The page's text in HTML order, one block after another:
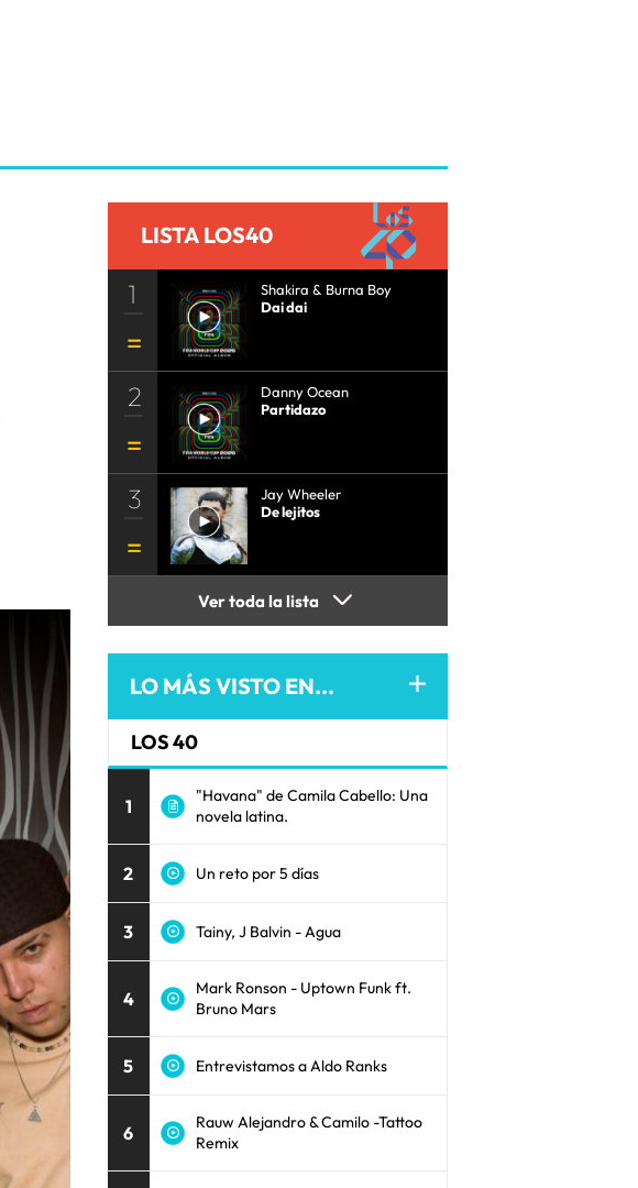
LISTA LOS40
1
Shakira & Burna Boy
Dai dai
2
Danny Ocean
Partidazo
3
Jay Wheeler
De lejitos
Ver toda la lista
LO MÁS VISTO EN...
LOS 40
1
"Havana" de Camila Cabello: Una
novela latina.
2 Un reto por 5 días
3 Tainy, J Balvin - Agua
4
Mark Ronson - Uptown Funk ft.
Bruno Mars
5 Entrevistamos a Aldo Ranks
6
Rauw Alejandro & Camilo -Tattoo
Remix